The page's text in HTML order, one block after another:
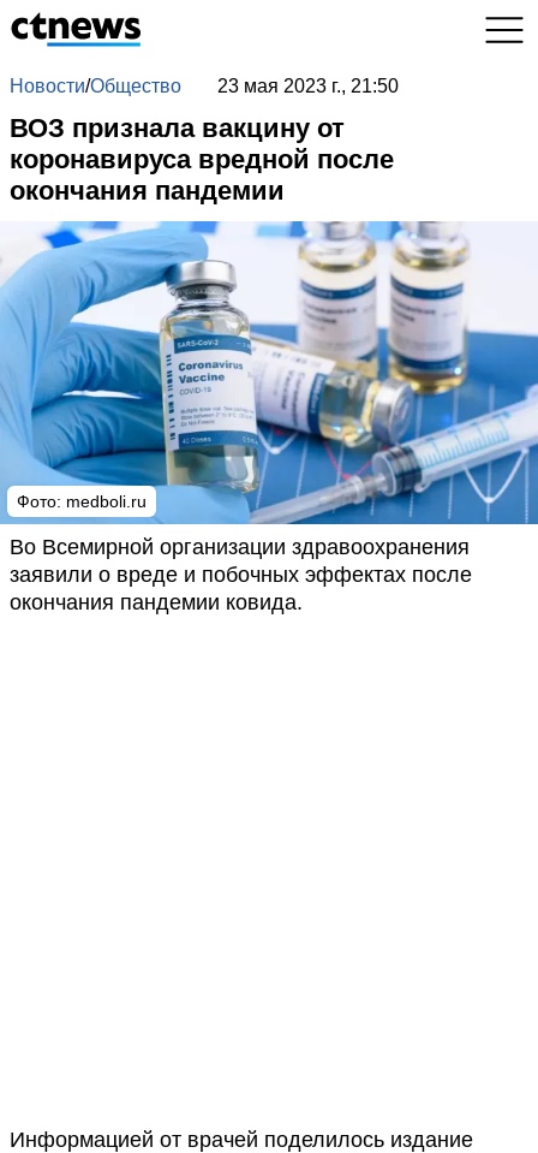
Новости/Общество 23 мая 2023 г., 21:50
ВОЗ признала вакцину от
коронавируса вредной после
окончания пандемии
Фото: medboli.ru
Во Всемирной организации здравоохранения
заявили о вреде и побочных эффектах после
окончания пандемии ковида.
Информацией от врачей поделилось издание